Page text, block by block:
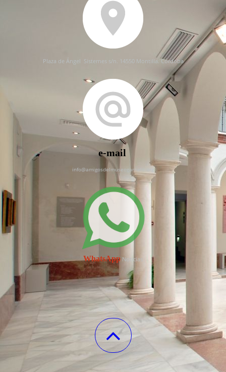
Plaza de Ángel Sisternes s/n. 14550 Montilla. Córdoba
e-mail
info@amigosdelmuseogarnelo.org
WhatsApp Noticias